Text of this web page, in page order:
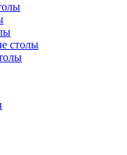
столы